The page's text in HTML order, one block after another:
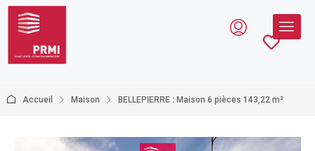
Accueil Maison BELLEPIERRE : Maison 6 pièces 143,22 m²